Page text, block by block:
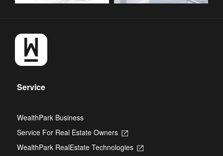
Service
WealthPark Business
Service For Real Estate Owners
Opens
a
WealthPark RealEstate Technologies
Opens